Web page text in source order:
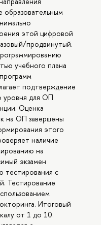
образовательным
этой цифровой
продвинутый.
учебного плана
подтверждение
уровня для ОП
Оценка
на ОП завершены
этого
наличие
на
экзамен
тестирования с
Тестирование
Итоговый
от 1 до 10.